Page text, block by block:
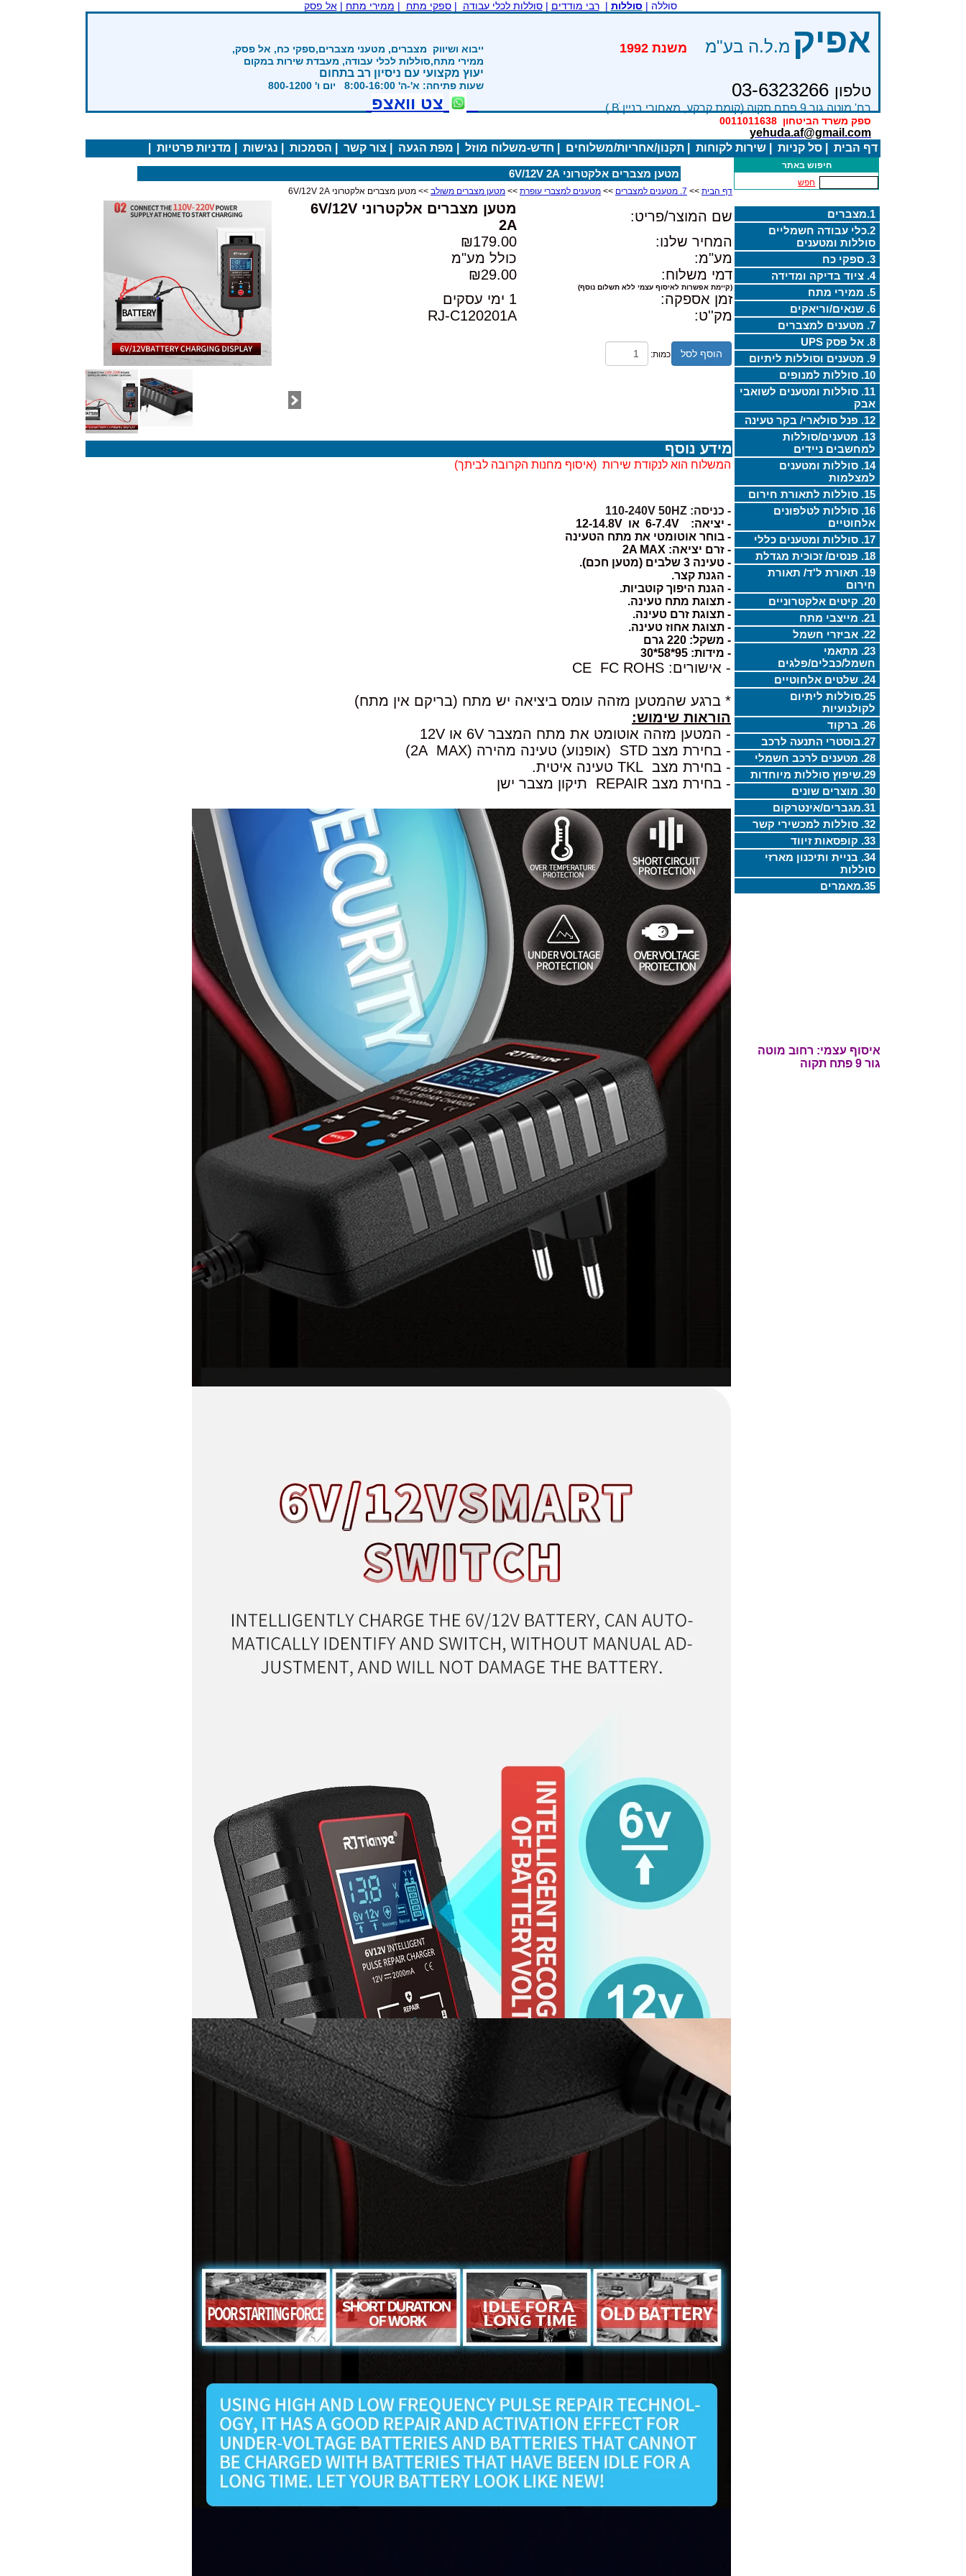
סוללה | סוללות |רבי מודדים |סוללות לכלי עבודה |ספקי מתח | ממירי מתח |אל פסק
אפיק מ.ל.ה בע"מ
טלפון 03-6323266
רח' מוטה גור 9 פתח תקוה (קומת קרקע, מאחורי בניין Bׂ )
ספק משרד הביטחון 0011011638
yehuda.af@gmail.com
ייבוא ושיווק מצברים, מטעני מצברים,ספקי כח, אל פסק,
ממירי מתח,סוללות לכלי עבודה, מעבדת שירות במקום
יעוץ מקצועי עם ניסיון רב בתחום
שעות פתיחה: א'-ה' 8:00-16:00 יום ו' 800-1200
צט וואצפ
דף הבית סל קניות שירות לקוחות תקנון/אחריות/משלוחים חדש-משלוח מוזל מפת הגעה צור קשר הסמכות נגישות מדניות פרטיות
חיפוש באתר
חפש
1.מצברים
2.כלי עבודה חשמליים
סוללות ומטענים
3. ספקי כח
4. ציוד בדיקה ומדידה
5. ממירי מתח
6. שנאים/וריאקים
7. מטענים למצברים
8. אל פסק UPS
9. מטענים וסוללות ליתיום
10. סוללות למנופים
11. סוללות ומטענים לשואבי
אבק
12. פנל סולארי/ בקר טעינה
13. מטענים/סוללות
למחשבים ניידים
14. סוללות ומטענים
למצלמות
15. סוללות לתאורת חירום
16. סוללות לטלפונים
אלחוטיים
17. סוללות ומטענים כללי
18. פנסים/ זכוכית מגדלת
19. תאורת ל'ד/ תאורת
חירום
20. קיטים אלקטרוניים
21. מייצבי מתח
22. אביזרי חשמל
23. מתאמי
חשמל/כבלים/פלגים
24. שלטים אלחוטיים
25.סוללות ליתיום
לקולנועיות
26. ברקוד
27.בוסטרי התנעה לרכב
28. מטענים לרכב חשמלי
29.שיפוץ סוללות מיוחדות
30. מוצרים שונים
31.מגברים/אינטרקום
32. סוללות למכשירי קשר
33. קופסאות זיווד
34. בניית ותיכנון מארזי
סוללות
35.מאמרים
איסוף עצמי: רחוב מוטה
גור 9 פתח תקוה
מטען מצברים אלקטרוני 6V/12V 2A
דף הבית >> 7. מטענים למצברים >> מטענים למצברי עופרת >> מטען מצברים משולב >> מטען מצברים אלקטרוני 6V/12V 2A
שם המוצר/פריט:
מטען מצברים אלקטרוני 6V/12V
2A
המחיר שלנו:
₪179.00
מע"מ:
כולל מע"מ
דמי משלוח:
₪29.00
(קיימת אפשרות לאיסוף עצמי ללא תשלום נוסף)
זמן אספקה:
1 ימי עסקים
מק''ט:
RJ-C120201A
הוסף לסל כמות:
מידע נוסף
המשלוח הוא לנקודת שירות (איסוף מחנות הקרובה לביתך)
- כניסה: 110-240V 50HZ
- יציאה: 6-7.4V או 12-14.8V
- בוחר אוטומטי את מתח הטעינה
- זרם יציאה: 2A MAX
- טעינה 3 שלבים (מטען חכם).
- הגנת קצר.
- הגנת היפוך קוטביות.
- תצוגת מתח טעינה.
- תצוגת זרם טעינה.
- תצוגת אחוז טעינה.
- משקל: 220 גרם
- מידות: 95*58*30
- אישורים: CE FC ROHS
* ברגע שהמטען מזהה עומס ביציאה יש מתח (בריקם אין מתח)
הוראות שימוש:
- המטען מזהה אוטומט את מתח המצבר 6V או 12V
- בחירת מצב STD (אופנוע) טעינה מהירה (2A MAX)
- בחירת מצב TKL טעינה איטית.
- בחירת מצב REPAIR תיקון מצבר ישן